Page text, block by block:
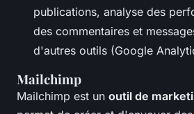
publications, analyse des
des commentaires et
d'autres outils (Google
Mailchimp
Mailchimp est un outil de